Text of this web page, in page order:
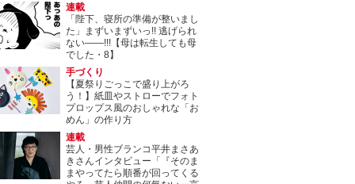
連載
「陛下、寝所の準備が整いまし
た」まずいまずいっ!! 逃げられ
ない――!!!【母は転生しても母
でした・8】
手づくり
【夏祭りごっこで盛り上がろ
う！】紙皿やストローでフォト
プロップス風のおしゃれな「お
めん」の作り方
連載
芸人・男性ブランコ平井まさあ
きさんインタビュー「『そのま
まやってたら順番が回ってくる